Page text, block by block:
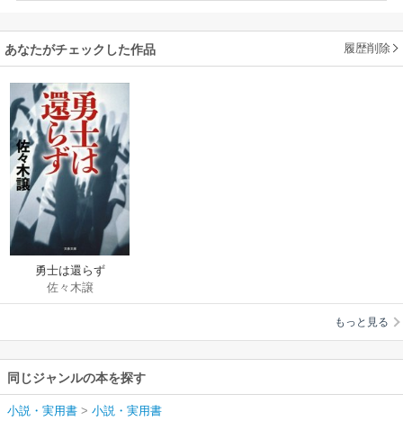
あなたがチェックした作品 履歴削除
勇士は還らず
佐々木譲
もっと見る
同じジャンルの本を探す
小説・実用書 > 小説・実用書